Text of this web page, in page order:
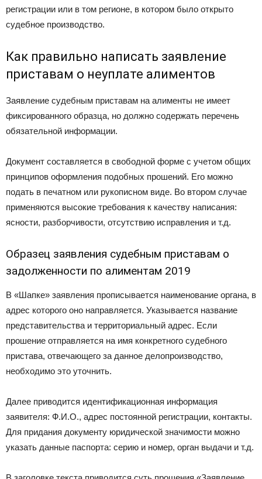
регистрации или в том регионе, в котором было открыто
судебное производство.
Как правильно написать заявление
приставам о неуплате алиментов
Заявление судебным приставам на алименты не имеет
фиксированного образца, но должно содержать перечень
обязательной информации.
Документ составляется в свободной форме с учетом общих
принципов оформления подобных прошений. Его можно
подать в печатном или рукописном виде. Во втором случае
применяются высокие требования к качеству написания:
ясности, разборчивости, отсутствию исправления и т.д.
Образец заявления судебным приставам о
задолженности по алиментам 2019
В «Шапке» заявления прописывается наименование органа, в
адрес которого оно направляется. Указывается название
представительства и территориальный адрес. Если
прошение отправляется на имя конкретного судебного
пристава, отвечающего за данное делопроизводство,
необходимо это уточнить.
Далее приводится идентификационная информация
заявителя: Ф.И.О., адрес постоянной регистрации, контакты.
Для придания документу юридической значимости можно
указать данные паспорта: серию и номер, орган выдачи и т.д.